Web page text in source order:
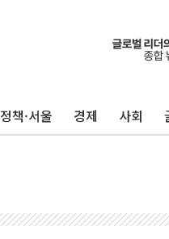
정책·서울 경제 사회